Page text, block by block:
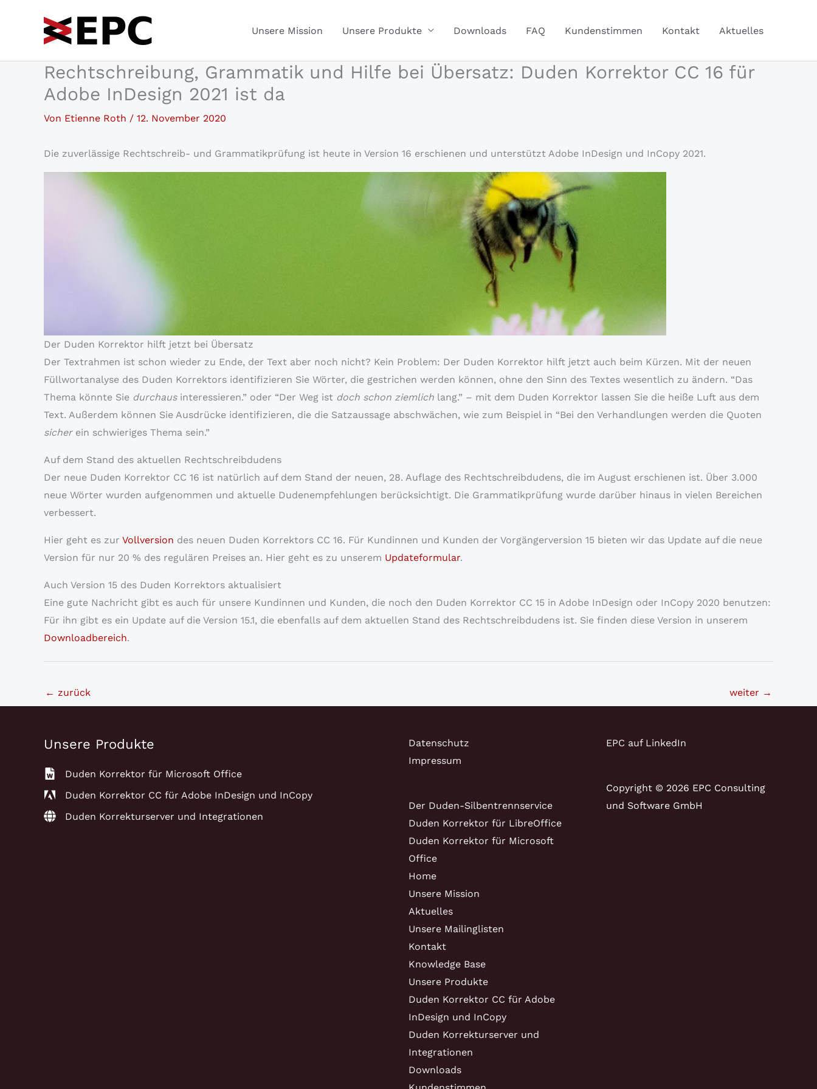
Unsere Mission Unsere Produkte Downloads FAQ Kundenstimmen Kontakt Aktuelles
Rechtschreibung, Grammatik und Hilfe bei Übersatz: Duden Korrektor CC 16 für
Adobe InDesign 2021 ist da
Von Etienne Roth / 12. November 2020
Die zuverlässige Rechtschreib- und Grammatikprüfung ist heute in Version 16 erschienen und unterstützt Adobe InDesign und InCopy 2021.
Der Duden Korrektor hilft jetzt bei Übersatz
Der Textrahmen ist schon wieder zu Ende, der Text aber noch nicht? Kein Problem: Der Duden Korrektor hilft jetzt auch beim Kürzen. Mit der neuen
Füllwortanalyse des Duden Korrektors identifizieren Sie Wörter, die gestrichen werden können, ohne den Sinn des Textes wesentlich zu ändern. “Das
Thema könnte Sie durchausinteressieren.” oder “Der Weg ist doch schon ziemlich lang.” – mit dem Duden Korrektor lassen Sie die heiße Luft aus dem
Text. Außerdem können Sie Ausdrücke identifizieren, die die Satzaussage abschwächen, wie zum Beispiel in “Bei den Verhandlungen werden die Quoten
sicherein schwieriges Thema sein.”
Auf dem Stand des aktuellen Rechtschreibdudens
Der neue Duden Korrektor CC 16 ist natürlich auf dem Stand der neuen, 28. Auflage des Rechtschreibdudens, die im August erschienen ist. Über 3.000
neue Wörter wurden aufgenommen und aktuelle Dudenempfehlungen berücksichtigt. Die Grammatikprüfung wurde darüber hinaus in vielen Bereichen
verbessert.
Hier geht es zur Vollversion des neuen Duden Korrektors CC 16. Für Kundinnen und Kunden der Vorgängerversion 15 bieten wir das Update auf die neue
Version für nur 20 % des regulären Preises an. Hier geht es zu unserem Updateformular.
Auch Version 15 des Duden Korrektors aktualisiert
Eine gute Nachricht gibt es auch für unsere Kundinnen und Kunden, die noch den Duden Korrektor CC 15 in Adobe InDesign oder InCopy 2020 benutzen:
Für ihn gibt es ein Update auf die Version 15.1, die ebenfalls auf dem aktuellen Stand des Rechtschreibdudens ist. Sie finden diese Version in unserem
Downloadbereich.
← zurück weiter →
Unsere Produkte
Duden Korrektor für Microsoft Office
Duden Korrektor CC für Adobe InDesign und InCopy
Duden Korrekturserver und Integrationen
Datenschutz
Impressum
Der Duden-Silbentrennservice
Duden Korrektor für LibreOffice
Duden Korrektor für Microsoft
Office
Home
Unsere Mission
Aktuelles
Unsere Mailinglisten
Kontakt
Knowledge Base
Unsere Produkte
Duden Korrektor CC für Adobe
InDesign und InCopy
Duden Korrekturserver und
Integrationen
Downloads
EPC auf LinkedIn
Copyright © 2026 EPC Consulting
und Software GmbH